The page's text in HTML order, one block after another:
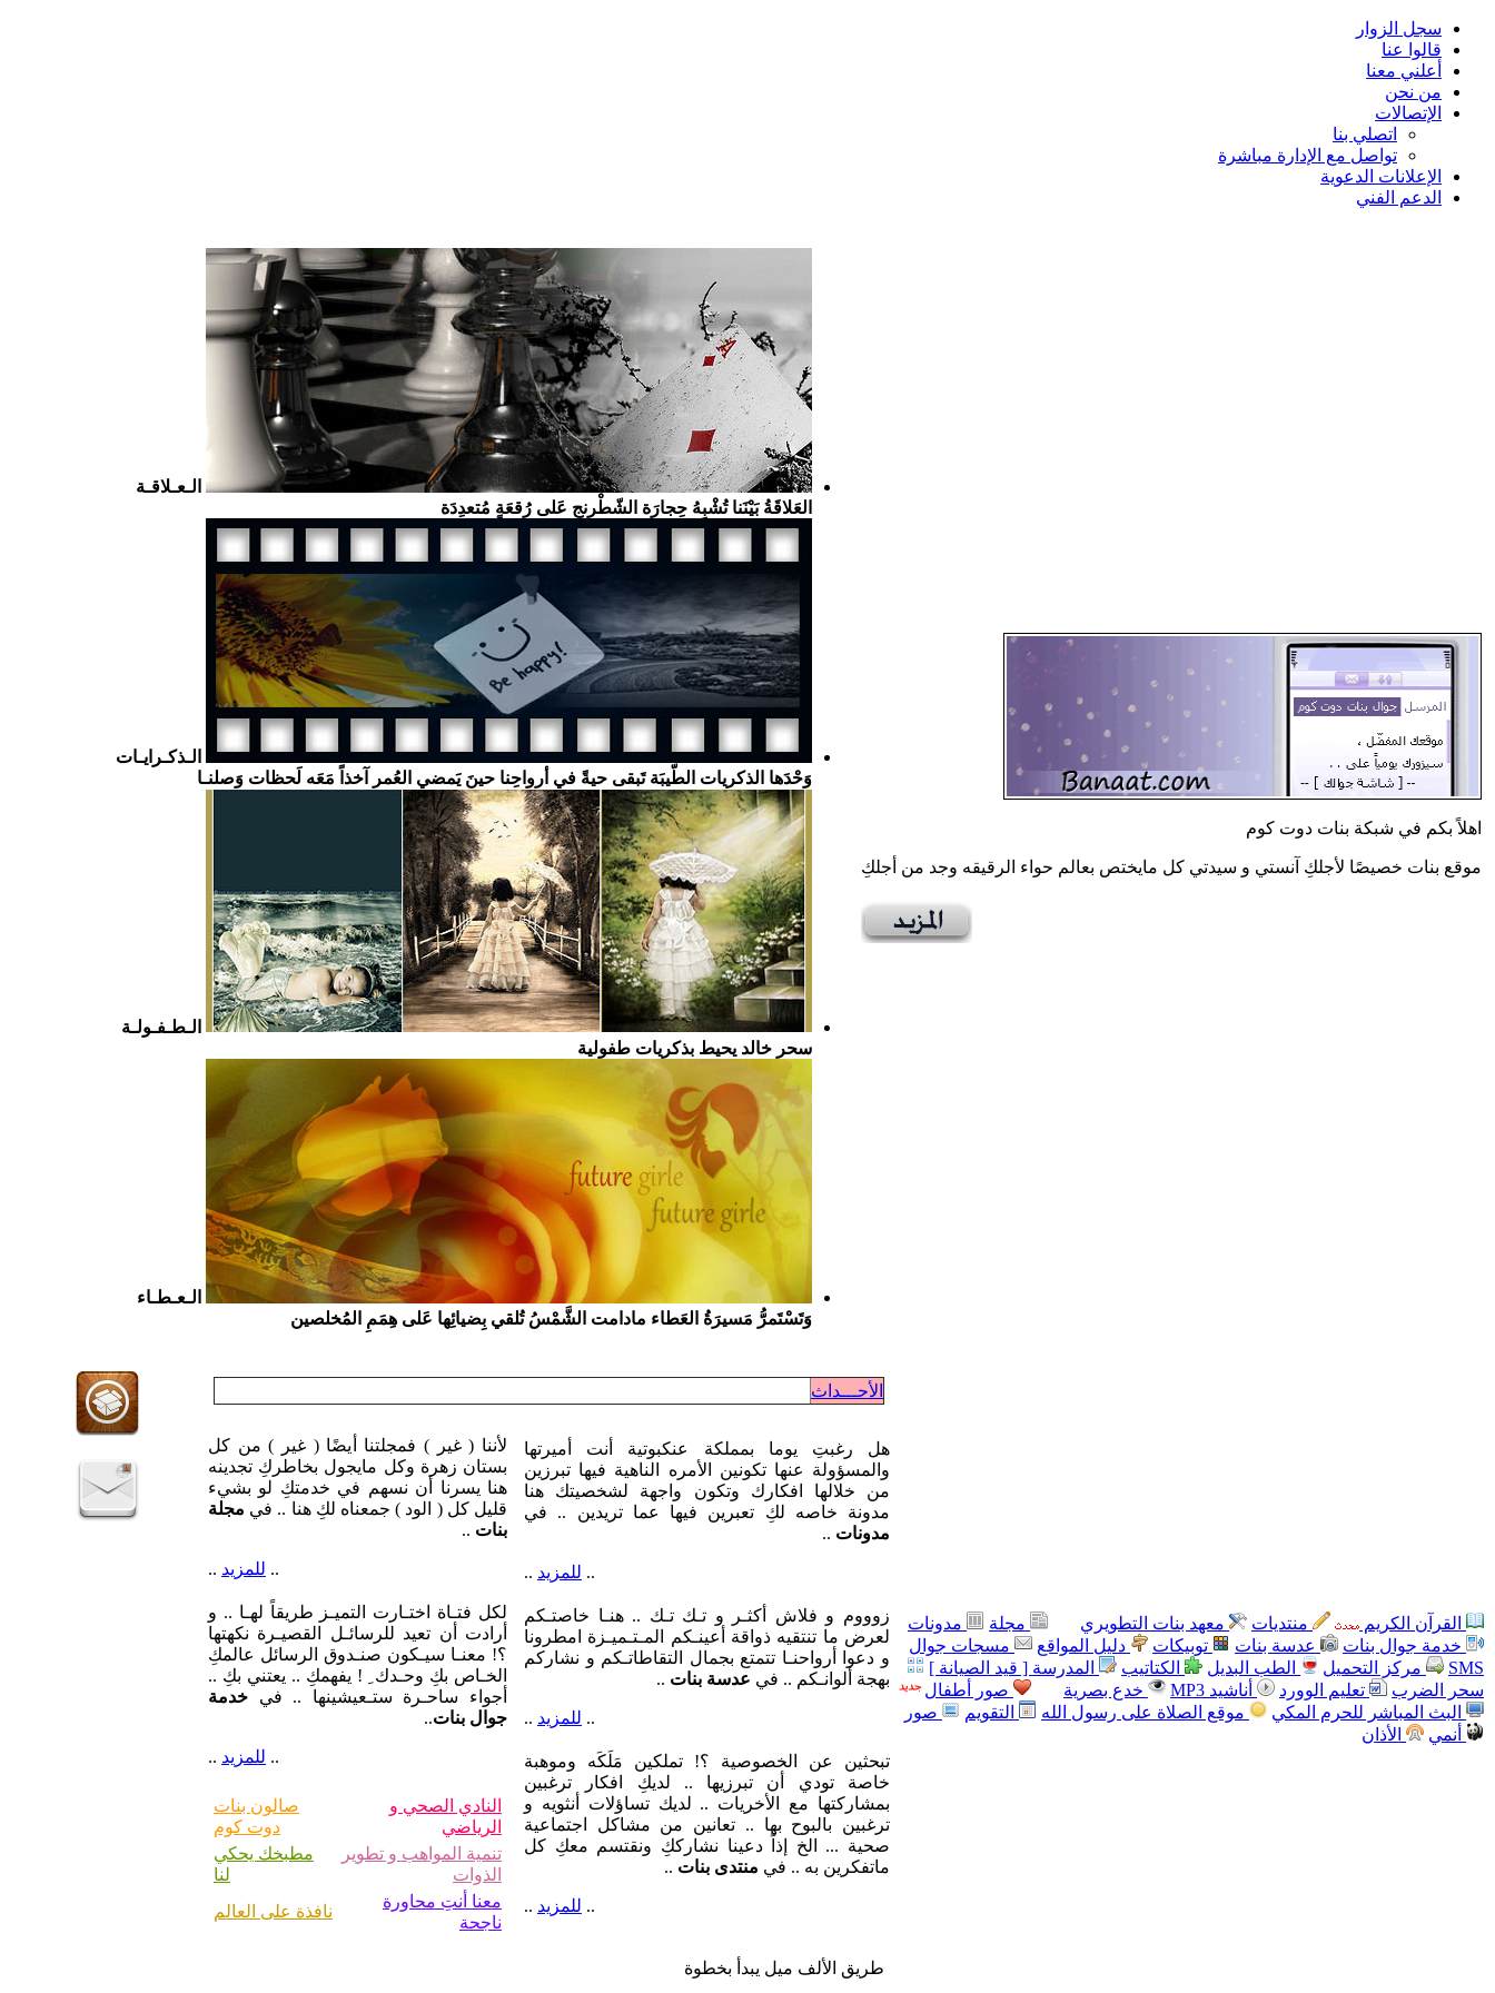
سجل الزوار
قالوا عنا
أعلني معنا
من نحن
الإتصالات
اتصلي بنا
تواصل مع الإدارة مباشرة
الإعلانات الدعوية
الدعم الفني
اهلاً بكم في شبكة بنات دوت كوم
موقع بنات خصيصًا لأجلكِ آنستي و سيدتي كل مايختص بعالم حواء الرقيقه وجد من أجلكِ
الـعـلاقـة
العَلاقَةُ بَيْنَنا تُشْبِهُ حِجارَة الشّطْرنج عَلى رُقعَةٍ مُتعدِدَة
الـذكـرايـات
وَحْدَها الذكريات الطّيبَة تَبقى حيةً في أرواحِنا حينَ يَمضي العُمر آخذاً مَعَه لَحظات وَصلنـا
الـطـفـولـة
سحر خالد يحيط بذكريات طفولية
الـعـطـاء
وَتَسْتَمرُّ مَسيرَةُ العَطاء مادامت الشَّمْسُ تُلقي بِضيائِها عَلى هِمَمِ المُخلصين
القرآن الكريم منتديات معهد بنات التطويري مجلة
مدونات
خدمة جوال بنات
عدسة بنات توبيكات دليل المواقع
مسجات جوال
SMS
مركز التحميل الطب البديل الكتاتيب
المدرسة [ قيد الصيانة ]
سحر الضرب
تعليم الوورد أناشيد MP3 خدع بصرية
صور أطفال
البث المباشر للحرم المكي
موقع الصلاة على رسول الله التقويم
صور
أنمي
الأذان
الأحـــداث
هل رغبتِ يوما بمملكة عنكبوتية أنت أميرتها
والمسؤولة عنها تكونين الأمره الناهية فيها تبرزين
من خلالها افكارك وتكون واجهة لشخصيتك هنا
مدونة خاصه لكِ تعبرين فيها عما تريدين .. في
مدونات ..
.. للمزيد ..
زوووم و فلاش أكثـر و تـك تـك .. هنـا خاصتـكم
لعرض ما تنتقيه ذواقة أعينـكم المـتـميـزة امطرونا
و دعوا أرواحنـا تتمتع بجمال التقاطاتـكم و نشاركم
بهجة ألوانـكم .. في عدسة بنات ..
.. للمزيد ..
تبحثين عن الخصوصية ؟! تملكين مَلَكَه وموهبة
خاصة تودي أن تبرزيها .. لديكِ افكار ترغبين
بمشاركتها مع الأخريات .. لديك تساؤلات أنثويه و
ترغبين بالبوح بها .. تعانين من مشاكل اجتماعية
صحية ... الخ إذاً دعينا نشارككِ ونقتسم معكِ كل
ماتفكرين به .. في منتدى بنات ..
.. للمزيد ..
لأننا ( غير ) فمجلتنا أيضًا ( غير ) من كل
بستان زهرة وكل مايجول بخاطركِ تجدينه
هنا يسرنا أن نسهم في خدمتكِ لو بشيء
قليل كل ( الود ) جمعناه لكِ هنا .. في مجلة
بنات ..
.. للمزيد ..
لكل فتـاة اختـارت التميـز طريقاً لهـا .. و
أرادت أن تعيد للرسائـل القصيـرة نكهتها
؟! معنـا سيـكون صنـدوق الرسائل عالمكِ
الخـاص بكِ وحـدك ِ ! يفهمكِ .. يعتني بكِ ..
أجواء ساحـرة ستـعيشينها .. في خدمة
جوال بنات..
.. للمزيد ..
النادي الصحي و
الرياضي
صالون بنات
دوت كوم
تنمية المواهب و تطوير
الذوات
مطبخك يحكي
لنا
معنا أنتِ محاورة
ناجحة
نافذة على العالم
طريق الألف ميل يبدأ بخطوة